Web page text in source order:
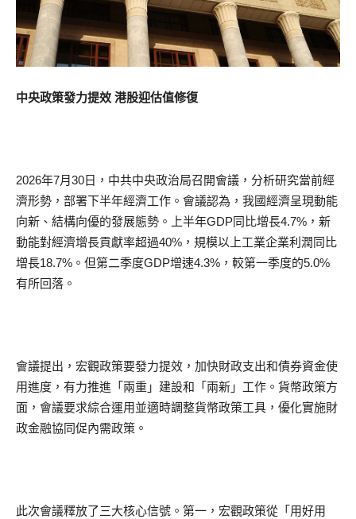
中央政策發力提效 港股迎估值修復
2026年7月30日，中共中央政治局召開會議，分析研究當前經
濟形勢，部署下半年經濟工作。會議認為，我國經濟呈現動能
向新、結構向優的發展態勢。上半年GDP同比增長4.7%，新
動能對經濟增長貢獻率超過40%，規模以上工業企業利潤同比
增長18.7%。但第二季度GDP增速4.3%，較第一季度的5.0%
有所回落。
會議提出，宏觀政策要發力提效，加快財政支出和債券資金使
用進度，有力推進「兩重」建設和「兩新」工作。貨幣政策方
面，會議要求綜合運用並適時調整貨幣政策工具，優化實施財
政金融協同促內需政策。
此次會議釋放了三大核心信號。第一，宏觀政策從「用好用